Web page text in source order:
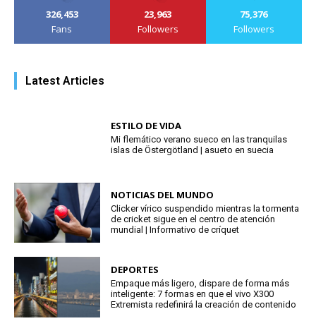
326,453
Fans
23,963
Followers
75,376
Followers
Latest Articles
ESTILO DE VIDA
Mi flemático verano sueco en las tranquilas
islas de Östergötland | asueto en suecia
NOTICIAS DEL MUNDO
Clicker vírico suspendido mientras la tormenta
de cricket sigue en el centro de atención
mundial | Informativo de críquet
DEPORTES
Empaque más ligero, dispare de forma más
inteligente: 7 formas en que el vivo X300
Extremista redefinirá la creación de contenido